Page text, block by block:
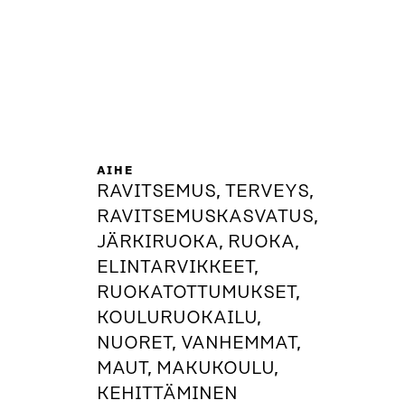
AIHE
RAVITSEMUS, TERVEYS,
RAVITSEMUSKASVATUS,
JÄRKIRUOKA, RUOKA,
ELINTARVIKKEET,
RUOKATOTTUMUKSET,
KOULURUOKAILU,
NUORET, VANHEMMAT,
MAUT, MAKUKOULU,
KEHITTÄMINEN